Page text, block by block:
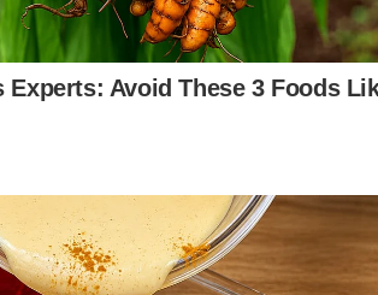
pelajar, ibu bapa malah, ada
pengguna jalan raya lain. Ini
dan tidak sepatutnya berlaku.
E-Mel setiap hari!